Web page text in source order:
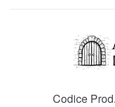
Codice